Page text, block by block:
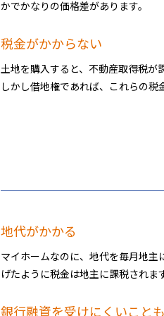
かでかなりの価格差があります。
税金がかからない
土地を購入すると、不動産取得税が
しかし借地権であれば、これらの税
地代がかかる
マイホームなのに、地代を毎月地
げたように税金は地主に課税されます
銀行融資を受けにくいこと